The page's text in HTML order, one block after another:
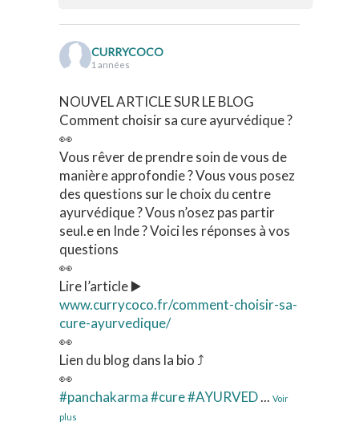
CURRYCOCO
1 années
NOUVEL ARTICLE SUR LE BLOG
Comment choisir sa cure ayurvédique ?
👀
Vous rêver de prendre soin de vous de
manière approfondie ? Vous vous posez
des questions sur le choix du centre
ayurvédique ? Vous n’osez pas partir
seul.e en Inde ? Voici les réponses à vos
questions
👀
Lire l’article ▶️
www.currycoco.fr/comment-choisir-sa-
cure-ayurvedique/
👀
Lien du blog dans la bio ⤴️
👀
#panchakarma#cure#AYURVED... Voir
plus